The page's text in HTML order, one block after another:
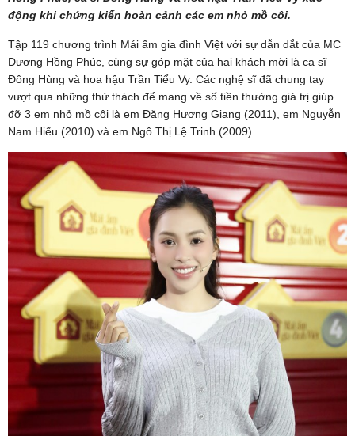
động khi chứng kiến hoàn cảnh các em nhỏ mồ côi.
Tập 119 chương trình Mái ấm gia đình Việt với sự dẫn dắt của MC
Dương Hồng Phúc, cùng sự góp mặt của hai khách mời là ca sĩ
Đông Hùng và hoa hậu Trần Tiểu Vy. Các nghệ sĩ đã chung tay
vượt qua những thử thách để mang về số tiền thưởng giá trị giúp
đỡ 3 em nhỏ mồ côi là em Đặng Hương Giang (2011), em Nguyễn
Nam Hiếu (2010) và em Ngô Thị Lệ Trinh (2009).